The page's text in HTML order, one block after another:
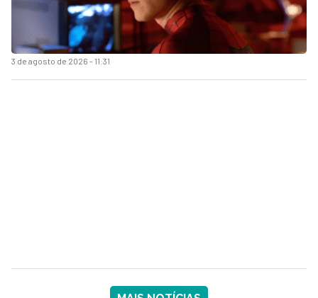
3 de agosto de 2026 - 11:31